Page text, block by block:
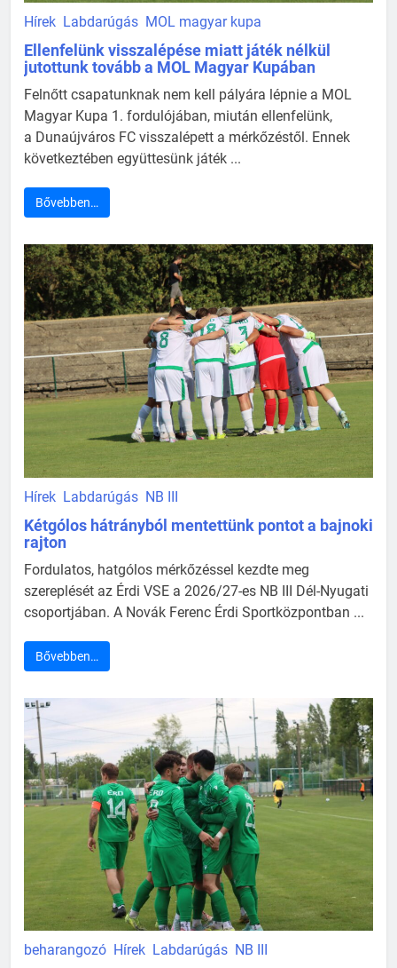
Hírek Labdarúgás MOL magyar kupa
Ellenfelünk visszalépése miatt játék nélkül
jutottunk tovább a MOL Magyar Kupában
Felnőtt csapatunknak nem kell pályára lépnie a MOL
Magyar Kupa 1. fordulójában, miután ellenfelünk,
a Dunaújváros FC visszalépett a mérkőzéstől. Ennek
következtében együttesünk játék ...
Bővebben…
Hírek Labdarúgás NB III
Kétgólos hátrányból mentettünk pontot a bajnoki
rajton
Fordulatos, hatgólos mérkőzéssel kezdte meg
szereplését az Érdi VSE a 2026/27-es NB III Dél-Nyugati
csoportjában. A Novák Ferenc Érdi Sportközpontban ...
Bővebben…
beharangozó Hírek Labdarúgás NB III